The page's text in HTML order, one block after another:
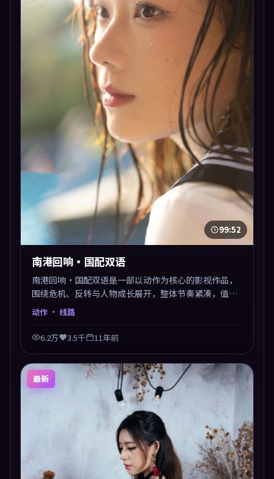
99:52
南港回响·国配双语
南港回响·国配双语是一部以动作为核心的影视作品，
围绕危机、反转与人物成长展开，整体节奏紧凑，值得
推荐观看。
动作 · 线路
6.2万 3.5千 11年前
最新